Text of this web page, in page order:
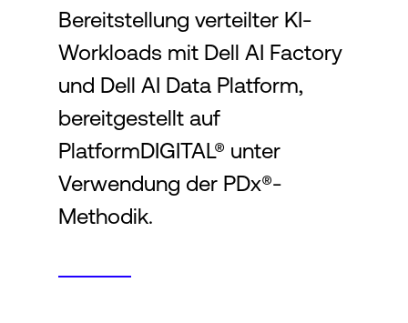
Login
Bereitstellung verteilter KI-
Workloads mit Dell AI Factory
und Dell AI Data Platform,
bereitgestellt auf
PlatformDIGITAL® unter
Verwendung der PDx®-
Methodik.